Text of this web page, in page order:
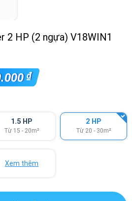
2 HP (2 ngựa) V18WIN1
₫
1.5 HP
Từ 15 - 20m²
2 HP
Từ 20 - 30m²
Xem thêm